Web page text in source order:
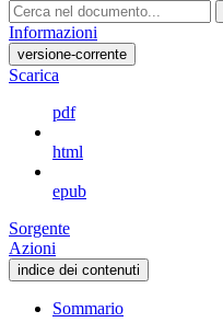
Informazioni
versione-corrente
Scarica
pdf
html
epub
Sorgente
Azioni
indice dei contenuti
Sommario